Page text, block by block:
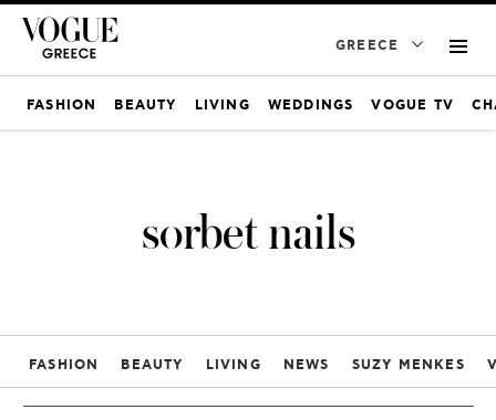
GREECE
FASHION BEAUTY LIVING WEDDINGS VOGUE TV
sorbet nails
FASHION BEAUTY LIVING NEWS SUZY MENKES